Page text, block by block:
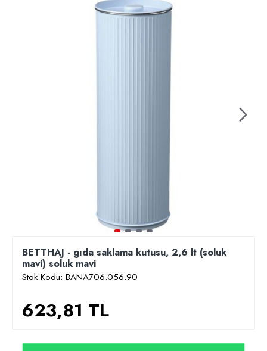
BETTHAJ - gıda saklama kutusu, 2,6 lt (soluk
mavi) soluk mavi
Stok Kodu: BANA706.056.90
623,81 TL